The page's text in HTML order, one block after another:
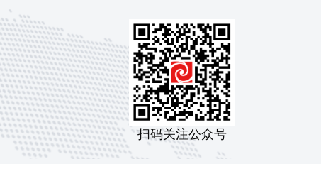
扫码关注公众号